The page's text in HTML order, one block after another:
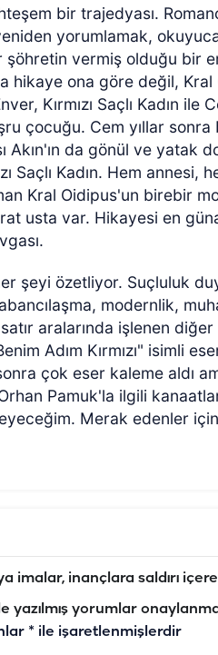
bir trajedyası.
yorumlamak,
şöhretin vermiş olduğu bir
hikaye ona göre değil,
Kırmızı Saçlı Kadın ile
çocuğu. Cem yıllar
Akın'ın da gönül ve yatak
Saçlı Kadın. Hem annesi,
Kral Oidipus'un birebir
usta var. Hikayesi en
şeyi özetliyor. Suçluluk
modernlik,
aralarında işlenen diğer
Adım Kırmızı" isimli
çok eser kaleme aldı
Pamuk'la ilgili
Merak edenler
inançlara saldırı
yorumlar
* ile işaretlenmişlerdir